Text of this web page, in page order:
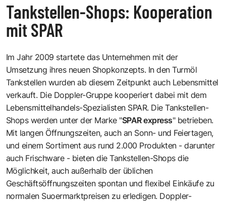
Tankstellen-Shops: Kooperation
mit SPAR
Im Jahr 2009 startete das Unternehmen mit der
Umsetzung ihres neuen Shopkonzepts. In den Turmöl
Tankstellen wurden ab diesem Zeitpunkt auch Lebensmittel
verkauft. Die Doppler-Gruppe kooperiert dabei mit dem
Lebensmittelhandels-Spezialisten SPAR. Die Tankstellen-
Shops werden unter der Marke "SPAR express" betrieben.
Mit langen Öffnungszeiten, auch an Sonn- und Feiertagen,
und einem Sortiment aus rund 2.000 Produkten - darunter
auch Frischware - bieten die Tankstellen-Shops die
Möglichkeit, auch außerhalb der üblichen
Geschäftsöffnungszeiten spontan und flexibel Einkäufe zu
normalen Suoermarktpreisen zu erledigen. Doppler-